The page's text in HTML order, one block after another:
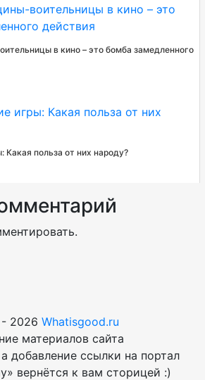
в кино – это бомба замедленного
Какая польза от них народу?
- 2026 Whatisgood.ru
материалов сайта
добавление ссылки на портал
вернётся к вам сторицей :)